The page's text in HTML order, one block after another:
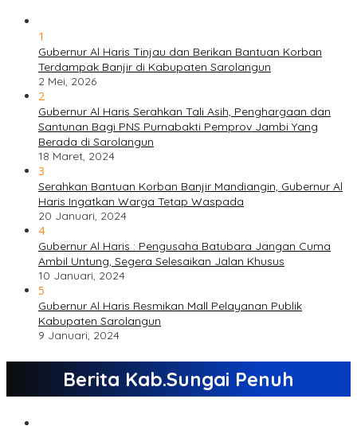
1
Gubernur Al Haris Tinjau dan Berikan Bantuan Korban
Terdampak Banjir di Kabupaten Sarolangun
2 Mei, 2026
2
Gubernur Al Haris Serahkan Tali Asih, Penghargaan dan
Santunan Bagi PNS Purnabakti Pemprov Jambi Yang
Berada di Sarolangun
18 Maret, 2024
3
Serahkan Bantuan Korban Banjir Mandiangin, Gubernur Al
Haris Ingatkan Warga Tetap Waspada
20 Januari, 2024
4
Gubernur Al Haris : Pengusaha Batubara Jangan Cuma
Ambil Untung, Segera Selesaikan Jalan Khusus
10 Januari, 2024
5
Gubernur Al Haris Resmikan Mall Pelayanan Publik
Kabupaten Sarolangun
9 Januari, 2024
Berita Kab.Sungai Penuh